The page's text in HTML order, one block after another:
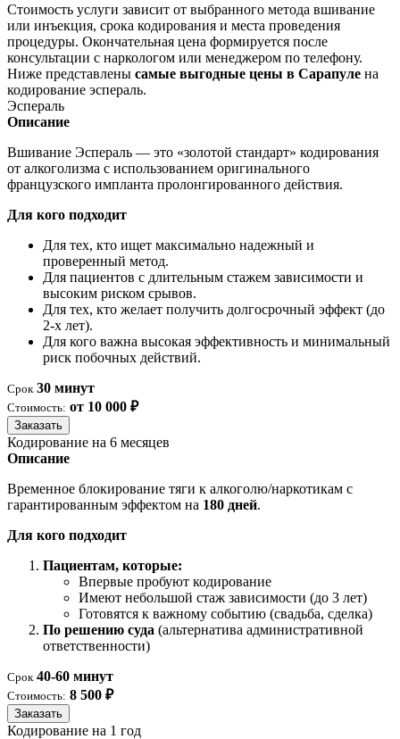
Стоимость услуги зависит от выбранного метода вшивание
или инъекция, срока кодирования и места проведения
процедуры. Окончательная цена формируется после
консультации с наркологом или менеджером по телефону.
Ниже представлены самые выгодные цены в Сарапуле на
кодирование эспераль.
Эспераль
Описание
Вшивание Эспераль — это «золотой стандарт» кодирования
от алкоголизма с использованием оригинального
французского импланта пролонгированного действия.
Для кого подходит
Для тех, кто ищет максимально надежный и
проверенный метод.
Для пациентов с длительным стажем зависимости и
высоким риском срывов.
Для тех, кто желает получить долгосрочный эффект (до
2-х лет).
Для кого важна высокая эффективность и минимальный
риск побочных действий.
Срок 30 минут
Стоимость: от 10 000 ₽
Заказать
Кодирование на 6 месяцев
Описание
Временное блокирование тяги к алкоголю/наркотикам с
гарантированным эффектом на 180 дней.
Для кого подходит
Пациентам, которые:
Впервые пробуют кодирование
Имеют небольшой стаж зависимости (до 3 лет)
Готовятся к важному событию (свадьба, сделка)
По решению суда (альтернатива административной
ответственности)
Срок 40-60 минут
Стоимость: 8 500 ₽
Заказать
Кодирование на 1 год